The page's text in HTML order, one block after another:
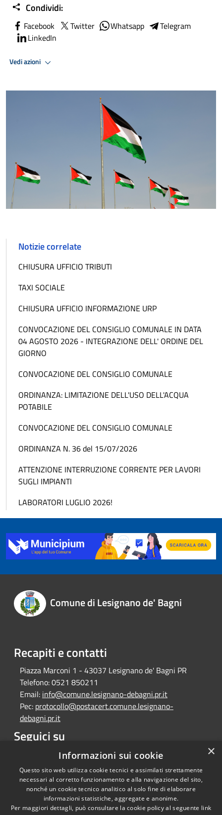
Condividi:
Facebook Twitter Whatsapp
Telegram
LinkedIn
Vedi azioni
Notizie correlate
CHIUSURA UFFICIO TRIBUTI
TAXI SOCIALE
CHIUSURA UFFICIO INFORMAZIONE URP
CONVOCAZIONE DEL CONSIGLIO COMUNALE IN DATA
04 AGOSTO 2026 - INTEGRAZIONE DELL' ORDINE DEL
GIORNO
CONVOCAZIONE DEL CONSIGLIO COMUNALE
ORDINANZA: LIMITAZIONE DELL'USO DELL'ACQUA
POTABILE
CONVOCAZIONE DEL CONSIGLIO COMUNALE
ORDINANZA N. 36 del 15/07/2026
ATTENZIONE INTERRUZIONE CORRENTE PER LAVORI
SUGLI IMPIANTI
LABORATORI LUGLIO 2026!
Comune di Lesignano de' Bagni
Recapiti e contatti
Piazza Marconi 1 - 43037 Lesignano de' Bagni PR
Telefono:0521 850211
Email: info@comune.lesignano-debagni.pr.it
Pec: protocollo@postacert.comune.lesignano-
debagni.pr.it
Seguici su
Facebook
Copyright © 2026 • Comune di
×
Informazioni sui cookie
Questo sito web utilizza cookie tecnici e assimilati strettamente
necessari al corretto funzionamento e alla navigazione del sito,
nonché un cookie tecnico analitico al solo fine di elaborare
informazioni statistiche, aggregate e anonime.
Per maggiori dettagli, può consultare la cookie policy al seguente link